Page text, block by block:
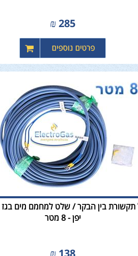
285
₪
יפן - 8 מטר
138
₪